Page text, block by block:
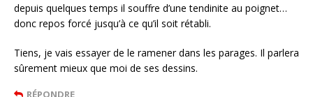
depuis quelques temps il souffre d’une tendinite au poignet…
donc repos forcé jusqu’à ce qu’il soit rétabli.
Tiens, je vais essayer de le ramener dans les parages. Il parlera
sûrement mieux que moi de ses dessins.
RÉPONDRE